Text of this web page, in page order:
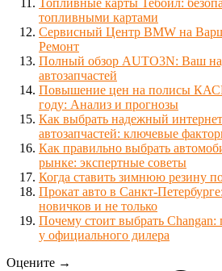
Топливные карты Тебойл:
топливными картами
Сервисный Центр BMW на
Ремонт
Полный обзор AUTO3N: Ваш
автозапчастей
Повышение цен на полисы
году: Анализ и прогнозы
Как выбрать надежный
автозапчастей: ключевые
Как правильно выбрать
рынке: экспертные советы
Когда ставить зимнюю резину
Прокат авто в Санкт-
новичков и не только
Почему стоит выбрать
у официального дилера
Оцените →